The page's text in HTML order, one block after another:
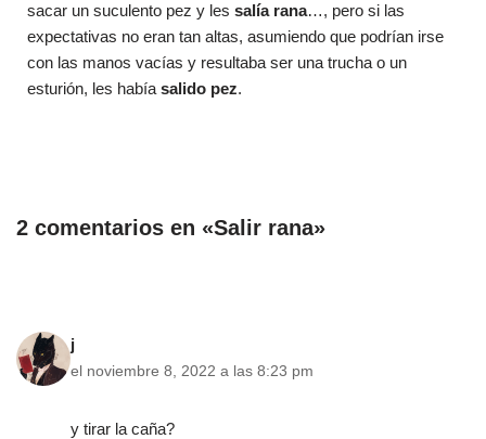
sacar un suculento pez y les salía rana…, pero si las
expectativas no eran tan altas, asumiendo que podrían irse
con las manos vacías y resultaba ser una trucha o un
esturión, les había salido pez.
2 comentarios en «Salir rana»
j
el noviembre 8, 2022 a las 8:23 pm
y tirar la caña?